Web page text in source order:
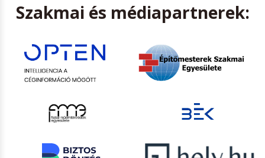
Szakmai és médiapartnerek: